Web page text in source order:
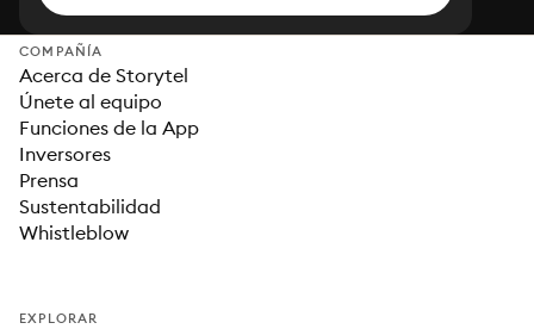
COMPAÑÍA
Acerca de Storytel
Únete al equipo
Funciones de la App
Inversores
Prensa
Sustentabilidad
Whistleblow
EXPLORAR